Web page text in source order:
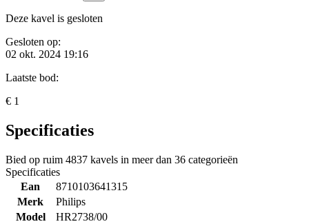
Deze kavel is gesloten
Gesloten op:
02 okt. 2024 19:16
Laatste bod:
€ 1
Specificaties
Bied op ruim 4837 kavels in meer dan 36 categorieën
Specificaties
Ean
8710103641315
Merk
Philips
Model
HR2738/00